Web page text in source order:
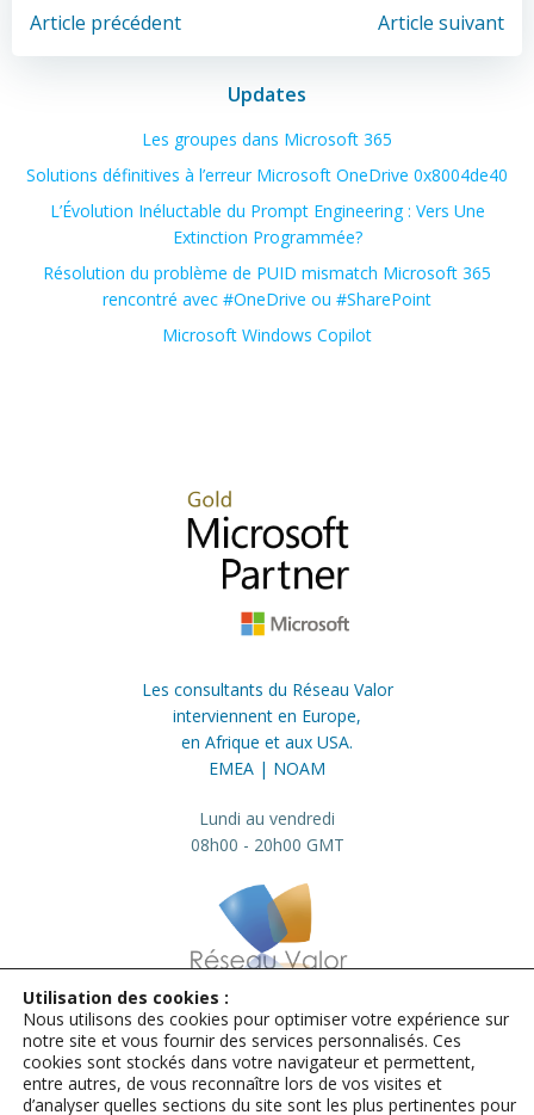
Post
navigation
Article précédent
navigation
Article suivant
Updates
Les groupes dans Microsoft 365
Solutions définitives à l’erreur Microsoft OneDrive 0x8004de40
L’Évolution Inéluctable du Prompt Engineering : Vers Une
Extinction Programmée?
Résolution du problème de PUID mismatch Microsoft 365
rencontré avec #OneDrive ou #SharePoint
Microsoft Windows Copilot
Les consultants du Réseau Valor
interviennent en Europe,
en Afrique et aux USA.
EMEA | NOAM
Lundi au vendredi
08h00 - 20h00 GMT
info@valor.pro +33 184 73 01 23
Mentions légales
Utilisation des cookies :
Nous utilisons des cookies pour optimiser votre expérience sur
notre site et vous fournir des services personnalisés. Ces
cookies sont stockés dans votre navigateur et permettent,
entre autres, de vous reconnaître lors de vos visites et
d’analyser quelles sections du site sont les plus pertinentes pour